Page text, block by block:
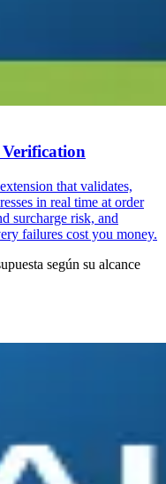
that validates,
in real time at order
surcharge risk, and
failures cost you money.
según su alcance